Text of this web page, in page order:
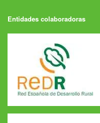
Entidades colaboradoras